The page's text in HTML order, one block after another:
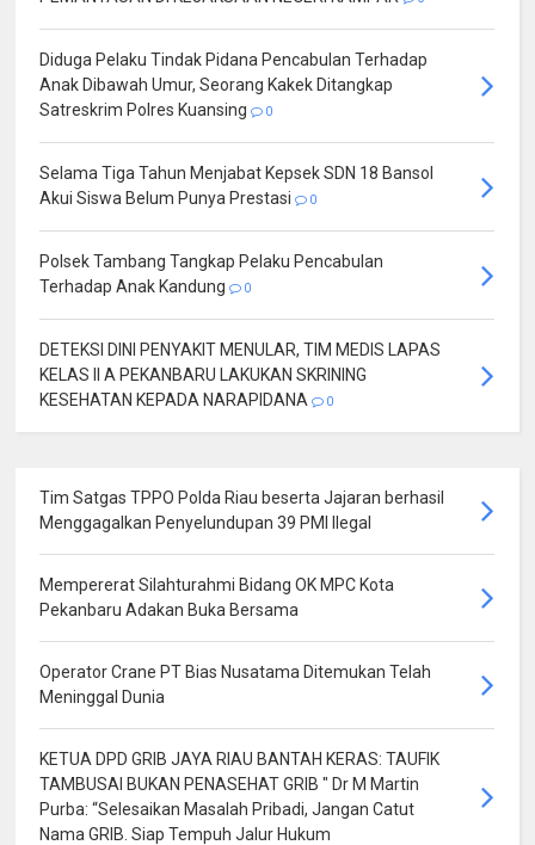
Diduga Pelaku Tindak Pidana Pencabulan Terhadap
Anak Dibawah Umur, Seorang Kakek Ditangkap
Satreskrim Polres Kuansing
0
Selama Tiga Tahun Menjabat Kepsek SDN 18 Bansol
Akui Siswa Belum Punya Prestasi
0
Polsek Tambang Tangkap Pelaku Pencabulan
Terhadap Anak Kandung
0
DETEKSI DINI PENYAKIT MENULAR, TIM MEDIS LAPAS
KELAS II A PEKANBARU LAKUKAN SKRINING
KESEHATAN KEPADA NARAPIDANA
0
Tim Satgas TPPO Polda Riau beserta Jajaran berhasil
Menggagalkan Penyelundupan 39 PMI Ilegal
Mempererat Silahturahmi Bidang OK MPC Kota
Pekanbaru Adakan Buka Bersama
Operator Crane PT Bias Nusatama Ditemukan Telah
Meninggal Dunia
KETUA DPD GRIB JAYA RIAU BANTAH KERAS: TAUFIK
TAMBUSAI BUKAN PENASEHAT GRIB " Dr M Martin
Purba: “Selesaikan Masalah Pribadi, Jangan Catut
Nama GRIB. Siap Tempuh Jalur Hukum